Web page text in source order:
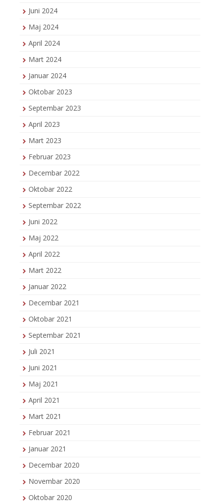
Juni 2024
Maj 2024
April 2024
Mart 2024
Januar 2024
Oktobar 2023
Septembar 2023
April 2023
Mart 2023
Februar 2023
Decembar 2022
Oktobar 2022
Septembar 2022
Juni 2022
Maj 2022
April 2022
Mart 2022
Januar 2022
Decembar 2021
Oktobar 2021
Septembar 2021
Juli 2021
Juni 2021
Maj 2021
April 2021
Mart 2021
Februar 2021
Januar 2021
Decembar 2020
Novembar 2020
Oktobar 2020